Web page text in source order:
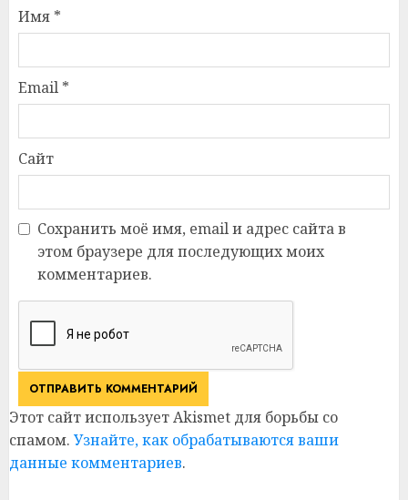
Имя *
Email *
Сайт
Сохранить моё имя, email и адрес сайта в
этом браузере для последующих моих
комментариев.
Этот сайт использует Akismet для борьбы со
спамом. Узнайте, как обрабатываются ваши
данные комментариев.